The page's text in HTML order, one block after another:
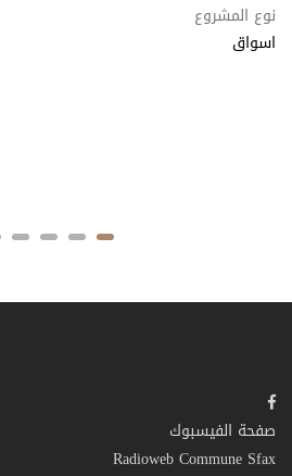
نوع المشروع
اسواق
صفحة الفيسبوك
Radioweb Commune Sfax